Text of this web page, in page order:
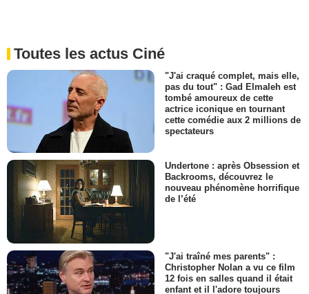
Toutes les actus Ciné
"J'ai craqué complet, mais elle,
pas du tout" : Gad Elmaleh est
tombé amoureux de cette
actrice iconique en tournant
cette comédie aux 2 millions de
spectateurs
Undertone : après Obsession et
Backrooms, découvrez le
nouveau phénomène horrifique
de l’été
"J'ai traîné mes parents" :
Christopher Nolan a vu ce film
12 fois en salles quand il était
enfant et il l'adore toujours